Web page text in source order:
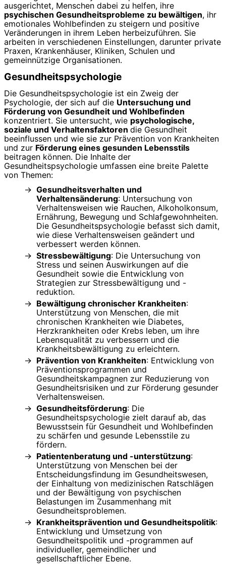
ausgerichtet, Menschen dabei zu helfen, ihre
psychischen Gesundheitsprobleme zu bewältigen, ihr
emotionales Wohlbefinden zu steigern und positive
Veränderungen in ihrem Leben herbeizuführen. Sie
arbeiten in verschiedenen Einstellungen, darunter private
Praxen, Krankenhäuser, Kliniken, Schulen und
gemeinnützige Organisationen.
Gesundheitspsychologie
Die Gesundheitspsychologie ist ein Zweig der
Psychologie, der sich auf die Untersuchung und
Förderung von Gesundheit und Wohlbefinden
konzentriert. Sie untersucht, wie psychologische,
soziale und Verhaltensfaktoren die Gesundheit
beeinflussen und wie sie zur Prävention von Krankheiten
und zur Förderung eines gesunden Lebensstils
beitragen können. Die Inhalte der
Gesundheitspsychologie umfassen eine breite Palette
von Themen:
Gesundheitsverhalten und
Verhaltensänderung: Untersuchung von
Verhaltensweisen wie Rauchen, Alkoholkonsum,
Ernährung, Bewegung und Schlafgewohnheiten.
Die Gesundheitspsychologie befasst sich damit,
wie diese Verhaltensweisen geändert und
verbessert werden können.
Stressbewältigung: Die Untersuchung von
Stress und seinen Auswirkungen auf die
Gesundheit sowie die Entwicklung von
Strategien zur Stressbewältigung und -
reduktion.
Bewältigung chronischer Krankheiten:
Unterstützung von Menschen, die mit
chronischen Krankheiten wie Diabetes,
Herzkrankheiten oder Krebs leben, um ihre
Lebensqualität zu verbessern und die
Krankheitsbewältigung zu erleichtern.
Prävention von Krankheiten: Entwicklung von
Präventionsprogrammen und
Gesundheitskampagnen zur Reduzierung von
Gesundheitsrisiken und zur Förderung gesunder
Verhaltensweisen.
Gesundheitsförderung: Die
Gesundheitspsychologie zielt darauf ab, das
Bewusstsein für Gesundheit und Wohlbefinden
zu schärfen und gesunde Lebensstile zu
fördern.
Patientenberatung und -unterstützung:
Unterstützung von Menschen bei der
Entscheidungsfindung im Gesundheitswesen,
der Einhaltung von medizinischen Ratschlägen
und der Bewältigung von psychischen
Belastungen im Zusammenhang mit
Gesundheitsproblemen.
Krankheitsprävention und Gesundheitspolitik:
Entwicklung und Umsetzung von
Gesundheitspolitik und -programmen auf
individueller, gemeindlicher und
gesellschaftlicher Ebene.